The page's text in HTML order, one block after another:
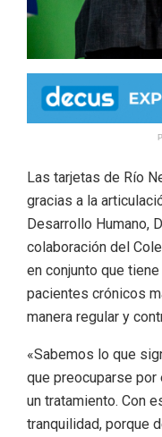
Las tarjetas de Río
gracias a la
Desarrollo Humano,
colaboración del
en conjunto que
pacientes crónicos
manera regular y
«Sabemos lo que
que preocuparse
un tratamiento. Con
tranquilidad, porque